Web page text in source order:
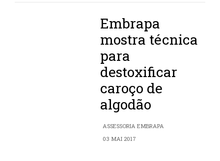
Embrapa
mostra técnica
para
destoxificar
caroço de
algodão
ASSESSORIA EMBRAPA
03 MAI 2017